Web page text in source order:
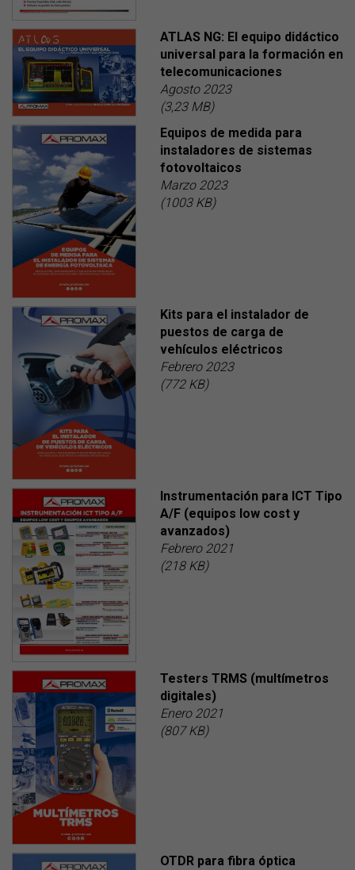
ATLAS NG: El equipo didáctico
universal para la formación en
telecomunicaciones
Agosto 2023
(3,23 MB)
Equipos de medida para
instaladores de sistemas
fotovoltaicos
Marzo 2023
(1003 KB)
Kits para el instalador de
puestos de carga de
vehículos eléctricos
Febrero 2023
(772 KB)
Instrumentación para ICT Tipo
A/F (equipos low cost y
avanzados)
Febrero 2021
(218 KB)
Testers TRMS (multímetros
digitales)
Enero 2021
(807 KB)
OTDR para fibra óptica